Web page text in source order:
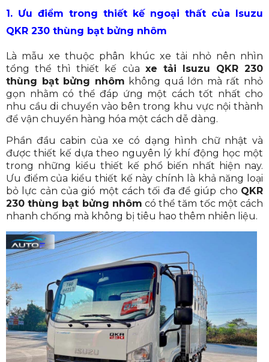
1. Ưu điểm trong thiết kế ngoại thất của Isuzu
QKR 230 thùng bạt bửng nhôm
Là mẫu xe thuộc phân khúc xe tải nhỏ nên nhìn
tổng thể thì thiết kế của xe tải Isuzu QKR 230
thùng bạt bửng nhôm không quá lớn mà rất nhỏ
gọn nhằm có thể đáp ứng một cách tốt nhất cho
nhu cầu di chuyển vào bên trong khu vực nội thành
để vận chuyển hàng hóa một cách dễ dàng.
Phần đầu cabin của xe có dạng hình chữ nhật và
được thiết kế dựa theo nguyên lý khí động học một
trong những kiểu thiết kế phổ biến nhất hiện nay.
Ưu điểm của kiểu thiết kế này chính là khả năng loại
bỏ lực cản của gió một cách tối đa để giúp cho QKR
230 thùng bạt bửng nhôm có thể tăm tốc một cách
nhanh chống mà không bị tiêu hao thêm nhiên liệu.